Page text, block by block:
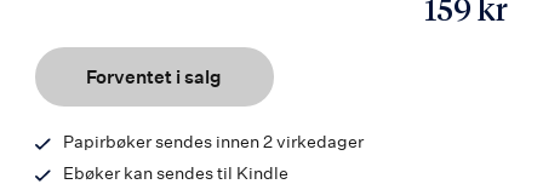
Forventet i salg
159 kr
9788203284120
Papirbøker sendes innen 2 virkedager
Ebøker kan sendes til Kindle